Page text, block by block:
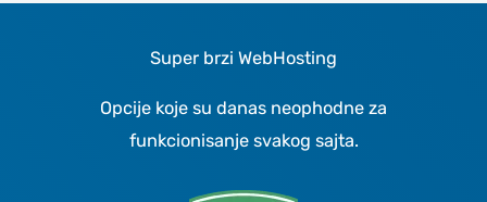
Super brzi WebHosting
Opcije koje su danas neophodne za
funkcionisanje svakog sajta.